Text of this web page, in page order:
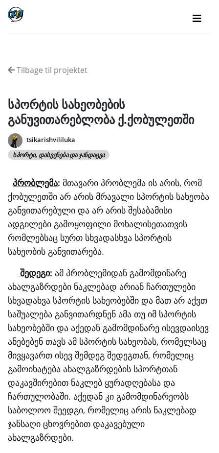
Tilbage til projektet
სპორტის სახეობების
განუვითარებლობა ქ.ქობულეთში
tsikarishvililuka
ᲡᲞᲝᲠᲢᲘ, ᲓᲐᲡᲕᲔᲜᲔᲑᲐ ᲓᲐ ᲯᲐᲜᲓᲐᲪᲕᲐ
პრობლემა: მთავარი პრობლემა ის არის, რომ
ქობულეთში არ არის მრავალი სპორტის სახეობა
განვითარებული და არ არის შესაბამისი
ადგილები გამოყოფილი მოხალისეთათვის
რომლებსაც სურთ სხვადასხვა სპორტის
სახეობის განვითარება.
შედეგი: ამ პრობლემიდან გამომდინარე
ახალგაზრდები ნაკლებად არიან ჩართულები
სხვადახვა სპორტის სახეობებში და მათ არ აქვთ
საშუალება განვითარდნენ ამა თუ იმ სპორტის
სახეობებში და აქედან გამომდინარე ისევდაისევ
ანებებენ თავს ამ სპორტის სახეობას, რომელსაც
მივყავართ ისევ შემდეგ შედეგთან, რომელიც
გამოიხატება ახალგაზრდების სპორტთან
დაკავშირებით ნაკლებ ყურადღებასა და
ჩართულობაში. აქედან კი გამომდინარეობს
საბოლოო შეედგი, რომელიც არის ნაკლებად
ჯანსაღი ცხოვრებით დაკავებული
ახალგაზრდები.